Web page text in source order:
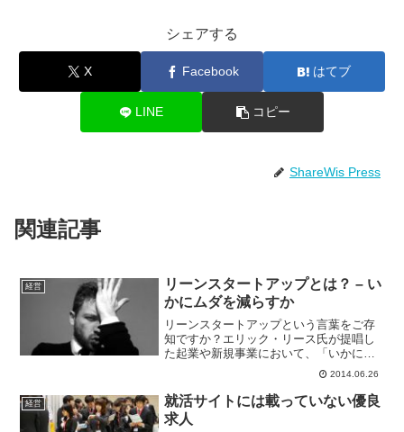
シェアする
X Facebook はてブ
LINE コピー
ShareWis Press
関連記事
経営
リーンスタートアップとは？ – い
かにムダを減らすか
リーンスタートアップという言葉をご存
知ですか？エリック・リース氏が提唱し
た起業や新規事業において、「いかにム
ダを減らすか」にフォーカスしたマネジ
メント方法です。なぜリーンスタートア
ップなの？その答えの前に、起業や新規
事業（スタートアップ）に...
2014.06.26
経営
就活サイトには載っていない優良
求人